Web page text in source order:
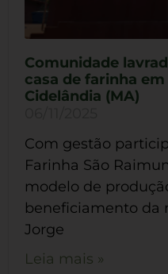
Comunidade
casa de farinha
Cidelândia (MA)
Com gestão
Farinha São
modelo de
beneficiamento da
Jorge
Leia mais »